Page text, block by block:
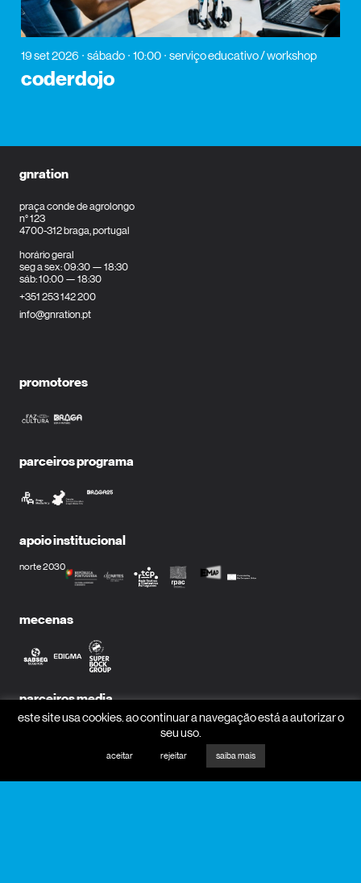
19 set 2026 sábado 10:00 serviço educativo / workshop
coderdojo
gnration
praça conde de agrolongo
n° 123
4700-312 braga, portugal
horário geral
seg a sex: 09:30 — 18:30
sáb: 10:00 — 18:30
+351 253 142 200
info@gnration.pt
promotores
parceiros programa
apoio institucional
norte 2030
mecenas
parceiros media
receber newsletter?
este site usa cookies. ao continuar a navegação está a autorizar o
seu uso.
aceitar rejeitar saiba mais